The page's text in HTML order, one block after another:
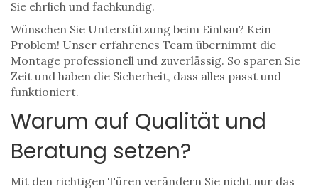
Sie ehrlich und fachkundig.
Wünschen Sie Unterstützung beim Einbau? Kein
Problem! Unser erfahrenes Team übernimmt die
Montage professionell und zuverlässig. So sparen Sie
Zeit und haben die Sicherheit, dass alles passt und
funktioniert.
Warum auf Qualität und
Beratung setzen?
Mit den richtigen Türen verändern Sie nicht nur das